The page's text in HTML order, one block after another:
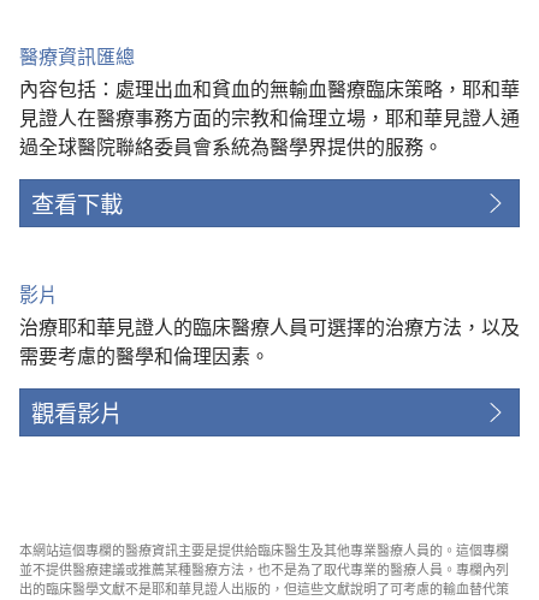
醫療資訊匯總
內容包括：處理出血和貧血的無輸血醫療臨床策略，耶和華
見證人在醫療事務方面的宗教和倫理立場，耶和華見證人通
過全球醫院聯絡委員會系統為醫學界提供的服務。
查看下載
影片
治療耶和華見證人的臨床醫療人員可選擇的治療方法，以及
需要考慮的醫學和倫理因素。
觀看影片
本網站這個專欄的醫療資訊主要是提供給臨床醫生及其他專業醫療人員的。這個專欄
並不提供醫療建議或推薦某種醫療方法，也不是為了取代專業的醫療人員。專欄內列
出的臨床醫學文獻不是耶和華見證人出版的，但這些文獻說明了可考慮的輸血替代策